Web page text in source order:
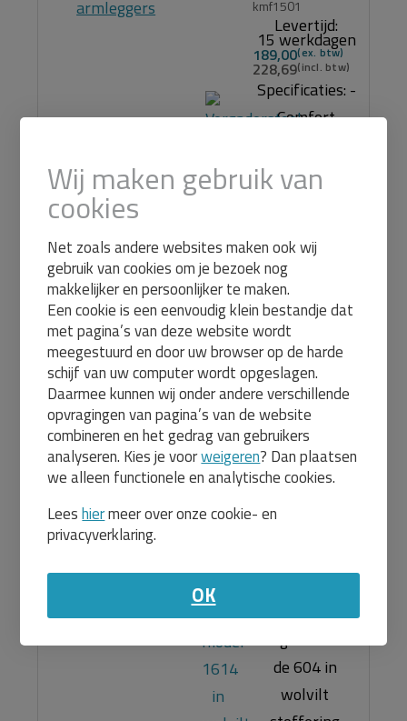
Wij maken gebruik van
cookies
Net zoals andere websites maken ook wij
gebruik van cookies om je bezoek nog
makkelijker en persoonlijker te maken.
Een cookie is een eenvoudig klein bestandje dat
met pagina’s van deze website wordt
meegestuurd en door uw browser op de harde
schijf van uw computer wordt opgeslagen.
Daarmee kunnen wij onder andere verschillende
opvragingen van pagina’s van de website
combineren en het gedrag van gebruikers
analyseren. Kies je voorweigeren? Dan plaatsen
we alleen functionele en analytische cookies.
Leeshiermeer over onze cookie- en
privacyverklaring.
OK
kmf1501
Levertijd:
15 werkdagen
189,00
228,69
Specificaties: -
Comfort
uitgevoerd in
in zwart mesh
- Slijtvaste
Bekleding
100.000
info en bestel
Vergaderstoel
model 1614 in
wolvilt stof
kmf1614
15 werkdagen
199,00
Trendy
vergaderstoel
de 604 in
wolvilt